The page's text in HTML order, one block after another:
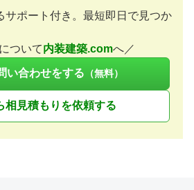
サポート付き。最短即日で見つか
ついて内装建築.comへ／
い合わせをする （無料）
相見積もりを依頼する